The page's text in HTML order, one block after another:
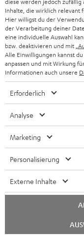
l
e
t
t
e
r
a
n
m
e
l
d
u
EMAIL
WIDGET
Kategorien
HEIMKINO
HEIMKINO-
SOUNDBAR
Unternehmen
SUPPORT
KARRIERE
GESCHÄFTSKUNDEN
DEUTSCHLAND
Inhalte, die wirklich relevant
Hier willigst du der
der Verarbeitung deiner
eine individuelle Auswahl
bzw. deaktivieren und mit
Alle Einwilligungen kannst
anpassen und mit Wirkung
Informationen auch unsere
Erforderlich
Analyse
Marketing
Personalisierung
Externe Inhalte